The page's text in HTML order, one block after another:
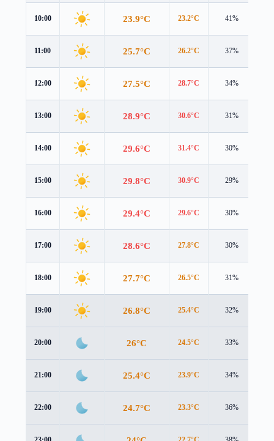
10:00 23.9°C 23.2°C 41%
11:00 25.7°C 26.2°C 37%
12:00 27.5°C 28.7°C 34%
13:00 28.9°C 30.6°C 31%
14:00 29.6°C 31.4°C 30%
15:00 29.8°C 30.9°C 29%
16:00 29.4°C 29.6°C 30%
17:00 28.6°C 27.8°C 30%
18:00 27.7°C 26.5°C 31%
19:00 26.8°C 25.4°C 32%
20:00 26°C 24.5°C 33%
21:00 25.4°C 23.9°C 34%
22:00 24.7°C 23.3°C 36%